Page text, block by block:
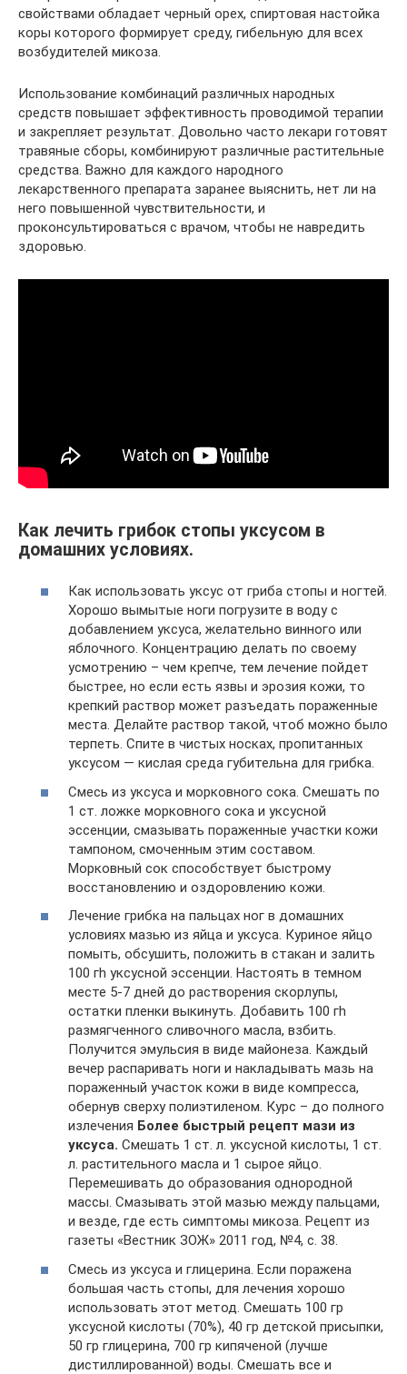
свойствами обладает черный орех, спиртовая настойка
коры которого формирует среду, гибельную для всех
возбудителей микоза.
Использование комбинаций различных народных
средств повышает эффективность проводимой терапии
и закрепляет результат. Довольно часто лекари готовят
травяные сборы, комбинируют различные растительные
средства. Важно для каждого народного
лекарственного препарата заранее выяснить, нет ли на
него повышенной чувствительности, и
проконсультироваться с врачом, чтобы не навредить
здоровью.
Как лечить грибок стопы уксусом в
домашних условиях.
Как использовать уксус от гриба стопы и ногтей.
Хорошо вымытые ноги погрузите в воду с
добавлением уксуса, желательно винного или
яблочного. Концентрацию делать по своему
усмотрению – чем крепче, тем лечение пойдет
быстрее, но если есть язвы и эрозия кожи, то
крепкий раствор может разъедать пораженные
места. Делайте раствор такой, чтоб можно было
терпеть. Спите в чистых носках, пропитанных
уксусом — кислая среда губительна для грибка.
Смесь из уксуса и морковного сока. Смешать по
1 ст. ложке морковного сока и уксусной
эссенции, смазывать пораженные участки кожи
тампоном, смоченным этим составом.
Морковный сок способствует быстрому
восстановлению и оздоровлению кожи.
Лечение грибка на пальцах ног в домашних
условиях мазью из яйца и уксуса. Куриное яйцо
помыть, обсушить, положить в стакан и залить
100 гh уксусной эссенции. Настоять в темном
месте 5-7 дней до растворения скорлупы,
остатки пленки выкинуть. Добавить 100 гh
размягченного сливочного масла, взбить.
Получится эмульсия в виде майонеза. Каждый
вечер распаривать ноги и накладывать мазь на
пораженный участок кожи в виде компресса,
обернув сверху полиэтиленом. Курс – до полного
излечения Более быстрый рецепт мази из
уксуса. Смешать 1 ст. л. уксусной кислоты, 1 ст.
л. растительного масла и 1 сырое яйцо.
Перемешивать до образования однородной
массы. Смазывать этой мазью между пальцами,
и везде, где есть симптомы микоза. Рецепт из
газеты «Вестник ЗОЖ» 2011 год, №4, с. 38.
Смесь из уксуса и глицерина. Если поражена
большая часть стопы, для лечения хорошо
использовать этот метод. Смешать 100 гр
уксусной кислоты (70%), 40 гр детской присыпки,
50 гр глицерина, 700 гр кипяченой (лучше
дистиллированной) воды. Смешать все и